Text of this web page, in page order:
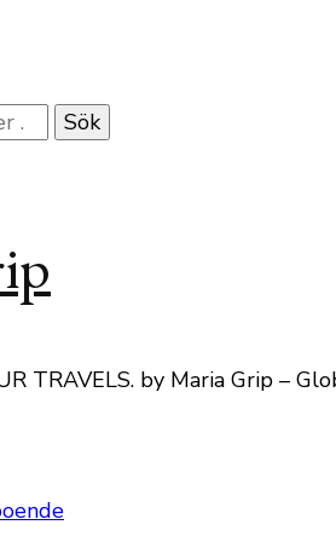
TRAVELS. by Maria Grip –